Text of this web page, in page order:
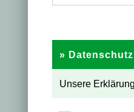
» Datenschutz
Unsere